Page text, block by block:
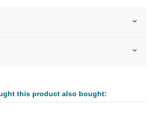
this product also bought: